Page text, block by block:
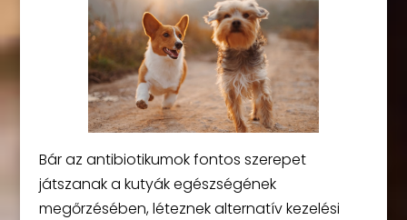
Bár az antibiotikumok fontos szerepet
játszanak a kutyák egészségének
megőrzésében, léteznek alternatív kezelési